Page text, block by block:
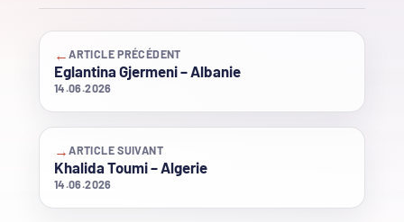
←ARTICLE PRÉCÉDENT
Eglantina Gjermeni – Albanie
14.06.2026
→ARTICLE SUIVANT
Khalida Toumi – Algerie
14.06.2026